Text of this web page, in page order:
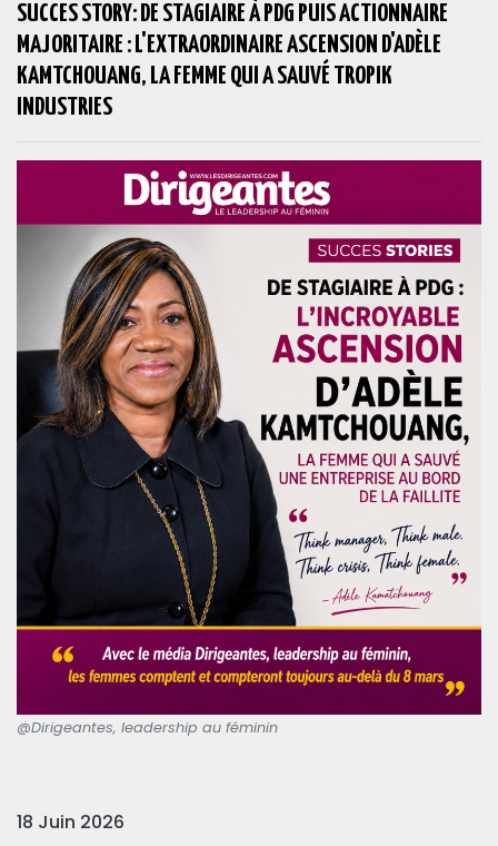
SUCCES STORY: DE STAGIAIRE À PDG PUIS ACTIONNAIRE
MAJORITAIRE : L'EXTRAORDINAIRE ASCENSION D'ADÈLE
KAMTCHOUANG, LA FEMME QUI A SAUVÉ TROPIK
INDUSTRIES
@Dirigeantes, leadership au féminin
18 Juin 2026